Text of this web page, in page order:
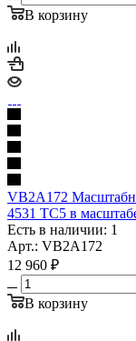
В корзину
VB2A172
4531 TC5 в
Есть в наличии: 1
Арт.: VB2A172
12 960 ₽
В корзину